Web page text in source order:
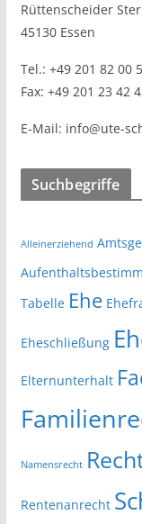
Rüttenscheider
45130 Essen
Tel.: +49 201 82 00
Fax: +49 201 23 42
E-Mail: info@ute-
Suchbegriffe
Alleinerziehend
Tabelle Ehe
Eheschließung
Elternunterhalt
Namensrecht
Rentenanrecht